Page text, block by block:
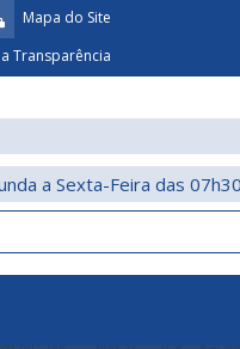
Mapa do Site
Transparência
a Sexta-Feira das